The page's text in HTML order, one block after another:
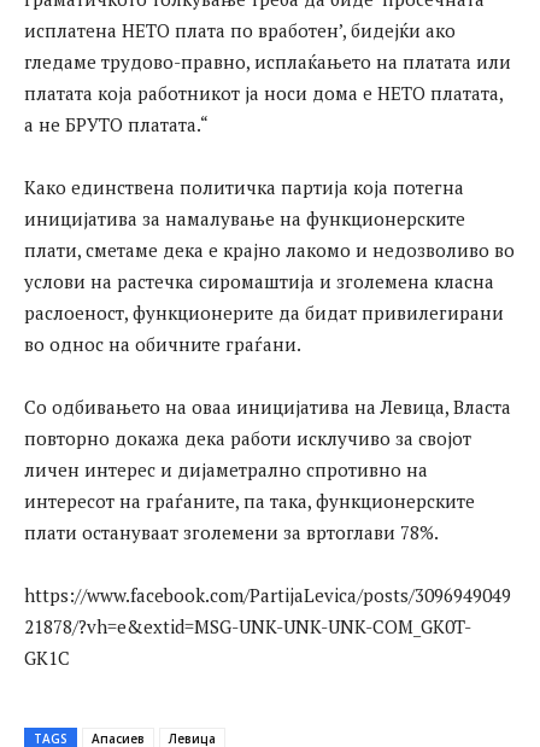
исплатена НЕТО плата по вработен’, бидејќи ако
гледаме трудово-правно, исплаќањето на платата или
платата која работникот ја носи дома е НЕТО платата,
а не БРУТО платата.“
Како единствена политичка партија која потегна
иницијатива за намалување на функционерските
плати, сметаме дека е крајно лакомо и недозволиво во
услови на растечка сиромаштија и зголемена класна
раслоеност, функционерите да бидат привилегирани
во однос на обичните граѓани.
Со одбивањето на оваа иницијатива на Левица, Власта
повторно докажа дека работи исклучиво за својот
личен интерес и дијаметрално спротивно на
интересот на граѓаните, па така, функционерските
плати остануваат зголемени за вртоглави 78%.
https://www.facebook.com/PartijaLevica/posts/3096949049
21878/?vh=e&extid=MSG-UNK-UNK-UNK-COM_GK0T-
GK1C
TAGS Апасиев
Левица